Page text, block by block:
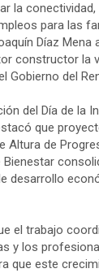
la
para las
Díaz Mena
constructor la
Gobierno del
del Día de la
que
Altura de
desarrollo
el trabajo
y los
que este